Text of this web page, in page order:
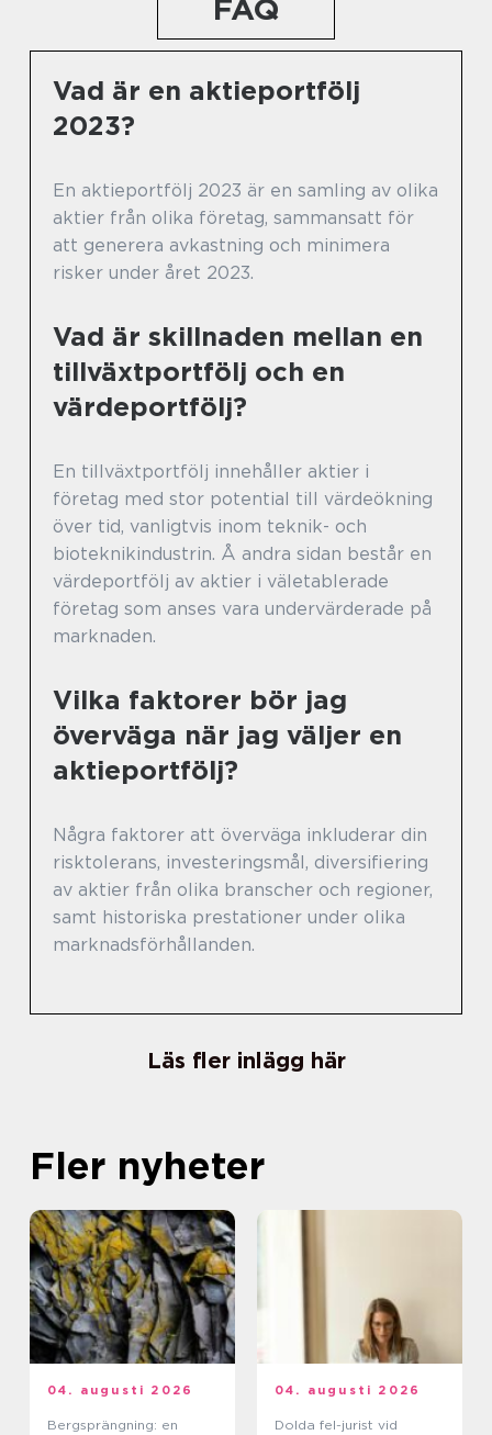
FAQ
Vad är en aktieportfölj
2023?
En aktieportfölj 2023 är en samling av olika
aktier från olika företag, sammansatt för
att generera avkastning och minimera
risker under året 2023.
Vad är skillnaden mellan en
tillväxtportfölj och en
värdeportfölj?
En tillväxtportfölj innehåller aktier i
företag med stor potential till värdeökning
över tid, vanligtvis inom teknik- och
bioteknikindustrin. Å andra sidan består en
värdeportfölj av aktier i väletablerade
företag som anses vara undervärderade på
marknaden.
Vilka faktorer bör jag
överväga när jag väljer en
aktieportfölj?
Några faktorer att överväga inkluderar din
risktolerans, investeringsmål, diversifiering
av aktier från olika branscher och regioner,
samt historiska prestationer under olika
marknadsförhållanden.
Läs fler inlägg här
Fler nyheter
04. augusti 2026
Bergsprängning: en
04. augusti 2026
Dolda fel-jurist vid